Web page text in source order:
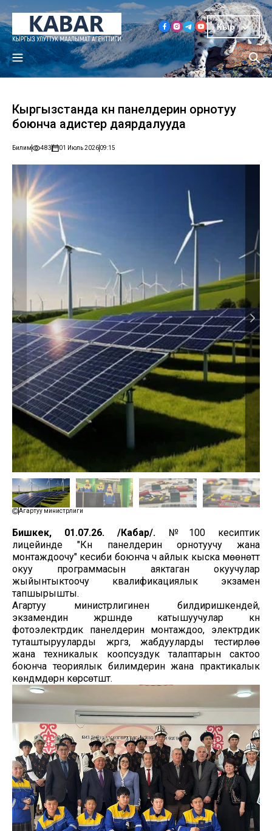
Кыр
Кыргызстанда күн панелдерин орнотуу
боюнча адистер даярдалууда
Билим 483 01 Июль 202609:15
Агартуу министрлиги
Бишкек, 01.07.26. /Кабар/. №100 кесиптик
лицейинде "Күн панелдерин орнотуучу жана
монтаждоочу" кесиби боюнча үч айлык кыска мөөнөттүү
окуу программасын аяктаган окуучулар
жыйынтыктоочу квалификациялык экзамен
тапшырышты.
Агартуу министрлигинен билдиришкендей,
экзамендин жүрүшүндө катышуучулар күн
фотоэлектрдик панелдерин монтаждоо, электрдик
туташтырууларды жүргүзүү, жабдууларды тестирлөө
жана техникалык коопсуздук талаптарын сактоо
боюнча теориялык билимдерин жана практикалык
көндүмдөрүн көрсөтүштү.